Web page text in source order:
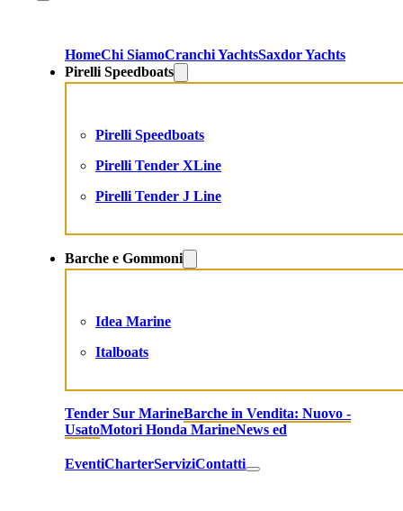
HomeChi SiamoCranchi YachtsSaxdor Yachts
Pirelli Speedboats
Pirelli Speedboats
Pirelli Tender XLine
Pirelli Tender J Line
Barche e Gommoni
Idea Marine
Italboats
Tender Sur MarineBarche in Vendita: Nuovo -
UsatoMotori Honda MarineNews ed
EventiCharterServiziContatti